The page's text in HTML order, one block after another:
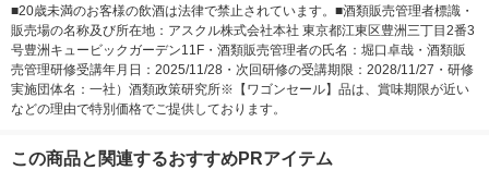
■20歳未満のお客様の飲酒は法律で禁止されています。■酒類販売管理者標識・
販売場の名称及び所在地：アスクル株式会社本社 東京都江東区豊洲三丁目2番3
号豊洲キュービックガーデン11F・酒類販売管理者の氏名：堀口卓哉・酒類販
売管理研修受講年月日：2025/11/28・次回研修の受講期限：2028/11/27・研修
実施団体名：一社）酒類政策研究所※【ワゴンセール】品は、賞味期限が近い
などの理由で特別価格でご提供しております。
この商品と関連するおすすめPRアイテム